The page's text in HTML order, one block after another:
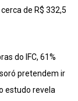
de R$ 332,5
do IFC, 61%
pretendem ir
estudo revela